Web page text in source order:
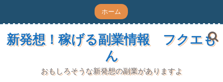
テ
ホーム
新発想！稼げる副業情報 フクエも
ん
おもしろそうな新発想の副業がありますよ